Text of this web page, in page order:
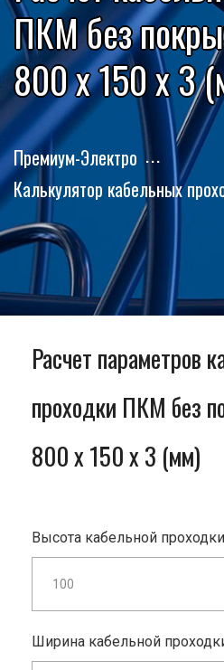
ПКМ без
800 x 150 x 3
Премиум-Электро
Калькулятор кабельных
Расчет параметров
проходки ПКМ без
800 x 150 x 3 (мм)
Высота кабельной
Ширина кабельной